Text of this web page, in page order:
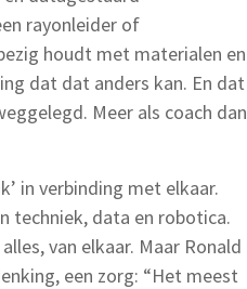
rayonleider of
houdt met materialen en
dat dat anders kan. En dat
Meer als coach dan
in verbinding met elkaar.
techniek, data en robotica.
van elkaar. Maar Ronald
een zorg: “Het meest